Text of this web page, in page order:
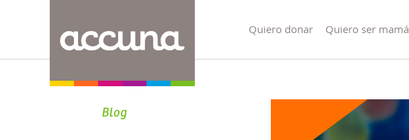
Quiero donar Quiero ser mamá
Blog